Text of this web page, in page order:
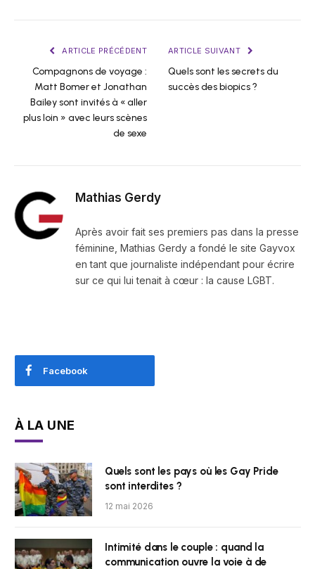
ARTICLE PRÉCÉDENT
Compagnons de voyage :
Matt Bomer et Jonathan
Bailey sont invités à « aller
plus loin » avec leurs scènes
de sexe
ARTICLE SUIVANT
Quels sont les secrets du
succès des biopics ?
Mathias Gerdy
Après avoir fait ses premiers pas dans la presse
féminine, Mathias Gerdy a fondé le site Gayvox
en tant que journaliste indépendant pour écrire
sur ce qui lui tenait à cœur : la cause LGBT.
Facebook
À LA UNE
Quels sont les pays où les Gay Pride
sont interdites ?
12 mai 2026
Intimité dans le couple : quand la
communication ouvre la voie à de